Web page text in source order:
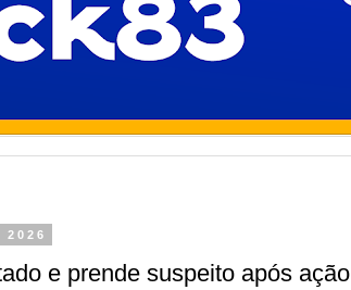
e prende suspeito após ação